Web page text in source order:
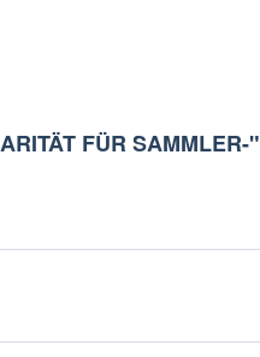
FÜR SAMMLER-"